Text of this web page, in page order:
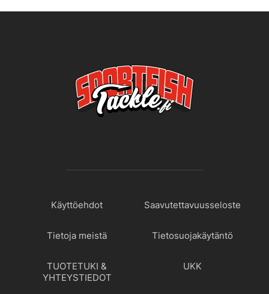
Käyttöehdot Saavutettavuusseloste
Tietoja meistä Tietosuojakäytäntö
TUOTETUKI &
YHTEYSTIEDOT
UKK